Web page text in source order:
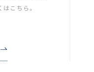
こちら。